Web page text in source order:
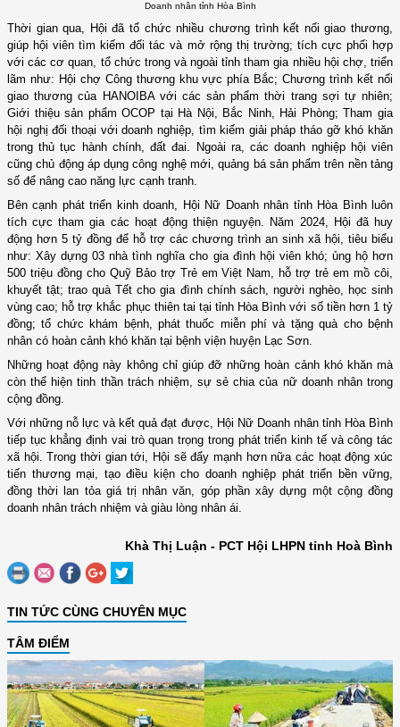
Doanh nhân tỉnh Hòa Bình
Thời gian qua, Hội đã tổ chức nhiều chương trình kết nối giao thương,
giúp hội viên tìm kiếm đối tác và mở rộng thị trường; tích cực phối hợp
với các cơ quan, tổ chức trong và ngoài tỉnh tham gia nhiều hội chợ, triển
lãm như: Hội chợ Công thương khu vực phía Bắc; Chương trình kết nối
giao thương của HANOIBA với các sản phẩm thời trang sợi tự nhiên;
Giới thiệu sản phẩm OCOP tại Hà Nội, Bắc Ninh, Hải Phòng; Tham gia
hội nghị đối thoại với doanh nghiệp, tìm kiếm giải pháp tháo gỡ khó khăn
trong thủ tục hành chính, đất đai. Ngoài ra, các doanh nghiệp hội viên
cũng chủ động áp dụng công nghệ mới, quảng bá sản phẩm trên nền tảng
số để nâng cao năng lực cạnh tranh.
Bên cạnh phát triển kinh doanh, Hội Nữ Doanh nhân tỉnh Hòa Bình luôn
tích cực tham gia các hoạt động thiện nguyện. Năm 2024, Hội đã huy
động hơn 5 tỷ đồng để hỗ trợ các chương trình an sinh xã hội, tiêu biểu
như: Xây dựng 03 nhà tình nghĩa cho gia đình hội viên khó; ủng hộ hơn
500 triệu đồng cho Quỹ Bảo trợ Trẻ em Việt Nam, hỗ trợ trẻ em mồ côi,
khuyết tật; trao quà Tết cho gia đình chính sách, người nghèo, học sinh
vùng cao; hỗ trợ khắc phục thiên tai tại tỉnh Hòa Bình với số tiền hơn 1 tỷ
đồng; tổ chức khám bệnh, phát thuốc miễn phí và tặng quà cho bệnh
nhân có hoàn cảnh khó khăn tại bệnh viện huyện Lạc Sơn.
Những hoạt động này không chỉ giúp đỡ những hoàn cảnh khó khăn mà
còn thể hiện tinh thần trách nhiệm, sự sẻ chia của nữ doanh nhân trong
cộng đồng.
Với những nỗ lực và kết quả đạt được, Hội Nữ Doanh nhân tỉnh Hòa Bình
tiếp tục khẳng định vai trò quan trọng trong phát triển kinh tế và công tác
xã hội. Trong thời gian tới, Hội sẽ đẩy mạnh hơn nữa các hoạt động xúc
tiến thương mại, tạo điều kiện cho doanh nghiệp phát triển bền vững,
đồng thời lan tỏa giá trị nhân văn, góp phần xây dựng một cộng đồng
doanh nhân trách nhiệm và giàu lòng nhân ái.
Khà Thị Luận - PCT Hội LHPN tỉnh Hoà Bình
TIN TỨC CÙNG CHUYÊN MỤC
TÂM ĐIỂM